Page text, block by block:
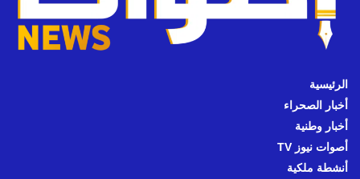
الرئيسية
أخبار الصحراء
أخبار وطنية
أصوات نيوز TV
أنشطة ملكية